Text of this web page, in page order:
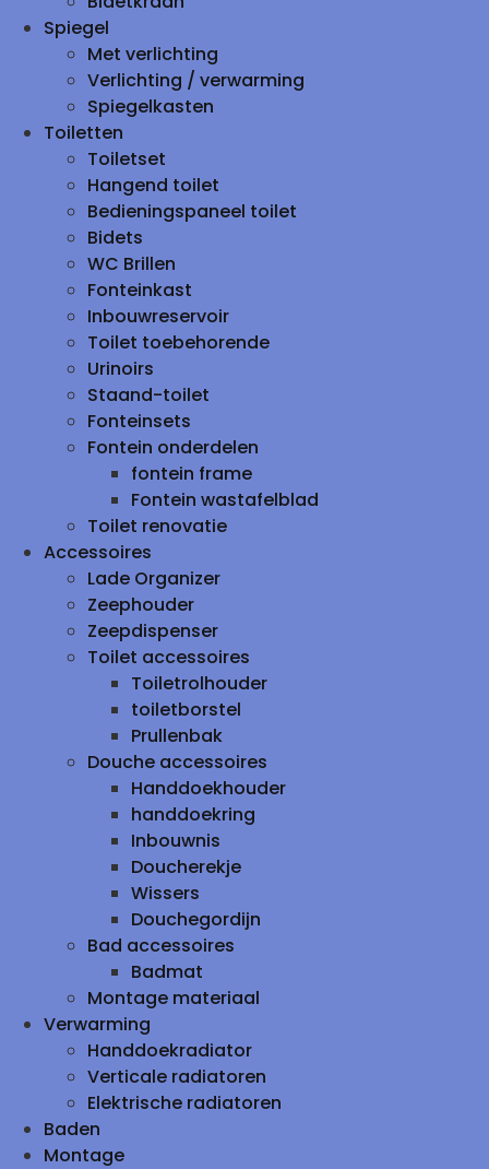
Spiegel
Met verlichting
Verlichting / verwarming
Spiegelkasten
Toiletten
Toiletset
Hangend toilet
Bedieningspaneel toilet
Bidets
WC Brillen
Fonteinkast
Inbouwreservoir
Toilet toebehorende
Urinoirs
Staand-toilet
Fonteinsets
Fontein onderdelen
fontein frame
Fontein wastafelblad
Toilet renovatie
Accessoires
Lade Organizer
Zeephouder
Zeepdispenser
Toilet accessoires
Toiletrolhouder
toiletborstel
Prullenbak
Douche accessoires
Handdoekhouder
handdoekring
Inbouwnis
Doucherekje
Wissers
Douchegordijn
Bad accessoires
Badmat
Montage materiaal
Verwarming
Handdoekradiator
Verticale radiatoren
Elektrische radiatoren
Baden
Montage